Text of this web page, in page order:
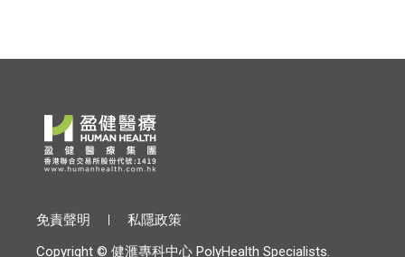
免責聲明
私隱政策
Copyright © 健滙專科中心 PolyHealth Specialists.